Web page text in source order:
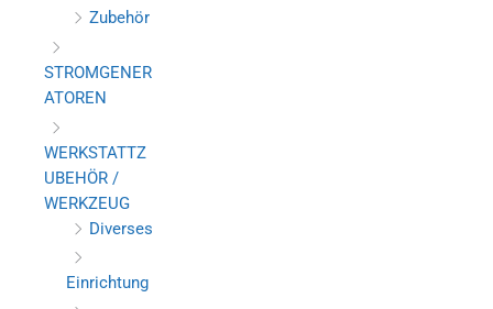
Zubehör
STROMGENER
ATOREN
WERKSTATTZ
UBEHÖR /
WERKZEUG
Diverses
Einrichtung